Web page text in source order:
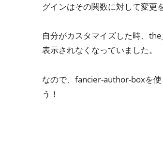
グインはその関数に対して変更
自分がカスタマイズした時、
表示されなくなっていました。
なので、fancier-author-boxを
う！